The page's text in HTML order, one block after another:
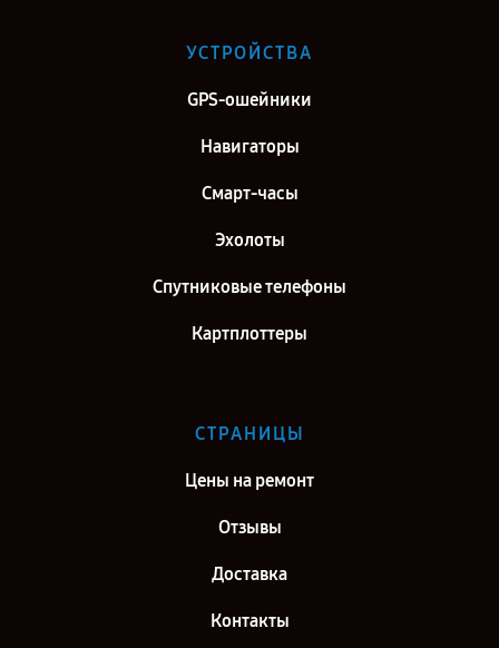
Ремонт смарт-часов Garmin INSTINCT CROSSOVER в г. Саратов
Ремонт смарт-часов Garmin INSTINCT CROSSOVER в г. Самара
Петербург
УСТРОЙСТВА
GPS-ошейники
Навигаторы
Смарт-часы
Эхолоты
Спутниковые телефоны
Картплоттеры
СТРАНИЦЫ
Цены на ремонт
Отзывы
Доставка
Контакты